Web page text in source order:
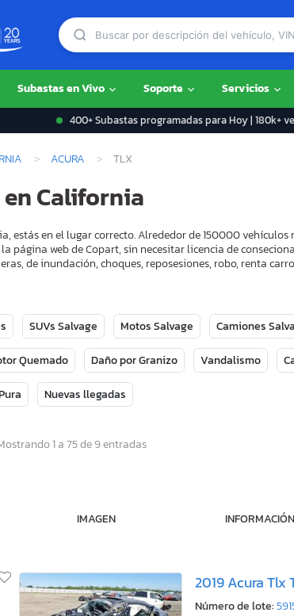
Subastas en Vivo Soporte Servicios
400+ Subastas programadas para Hoy | 180k+
ACURA TLX
California
estás en el lugar correcto. Alrededor de 150000
página web de Copart, sin necesitar licencia de
de inundación, choques, reposesiones, robo, renta
SUVs Salvage Motos Salvage Camiones
Quemado Daño por Granizo Vandalismo
Nuevas llegadas
1 a 75 de 9 entradas
IMAGEN
2019 Acura Tlx
Número de lote: